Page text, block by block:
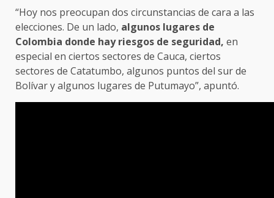
“Hoy nos preocupan dos circunstancias de cara a las
elecciones. De un lado, algunos lugares de
Colombia donde hay riesgos de seguridad, en
especial en ciertos sectores de Cauca, ciertos
sectores de Catatumbo, algunos puntos del sur de
Bolívar y algunos lugares de Putumayo”, apuntó.